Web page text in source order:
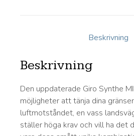
Beskrivning
Beskrivning
Den uppdaterade Giro Synthe
möjligheter att tänja dina
luftmotståndet, en vass
ställer höga krav och vill ha det